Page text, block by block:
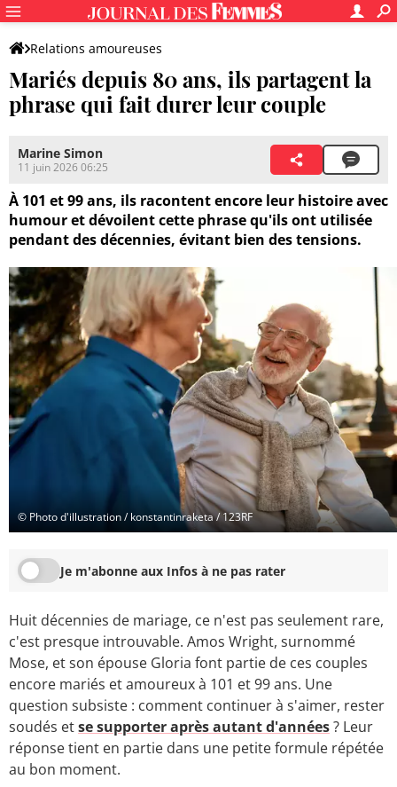
Relations amoureuses
Mariés depuis 80 ans, ils partagent la
phrase qui fait durer leur couple
Marine Simon
11 juin 2026 06:25
À 101 et 99 ans, ils racontent encore leur histoire avec
humour et dévoilent cette phrase qu'ils ont utilisée
pendant des décennies, évitant bien des tensions.
© Photo d'illustration / konstantinraketa / 123RF
Je m'abonne aux Infos à ne pas rater
Huit décennies de mariage, ce n'est pas seulement rare,
c'est presque introuvable. Amos Wright, surnommé
Mose, et son épouse Gloria font partie de ces couples
encore mariés et amoureux à 101 et 99 ans. Une
question subsiste : comment continuer à s'aimer, rester
soudés etse supporter après autant d'années? Leur
réponse tient en partie dans une petite formule répétée
au bon moment.